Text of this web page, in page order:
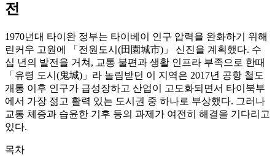
전
1970년대 타이완 정부는 타이베이 인구 압력을 완화하기 위해
린커우 고원에 「전원도시(田園城市)」 신진을 계획했다. 수
십 년의 발전을 거쳐, 교통 불편과 생활 인프라 부족으로 한때
「유령 도시(鬼城)」라 놀림받던 이 지역은 2017년 공항 철도
개통 이후 인구가 급성장하고 산업이 고도화되면서 타이북부
에서 가장 젊고 활력 있는 도시권 중 하나로 부상했다. 그러나
교통 체증과 습윤한 기후 등의 과제가 여전히 해결을 기다리고
있다.
목차